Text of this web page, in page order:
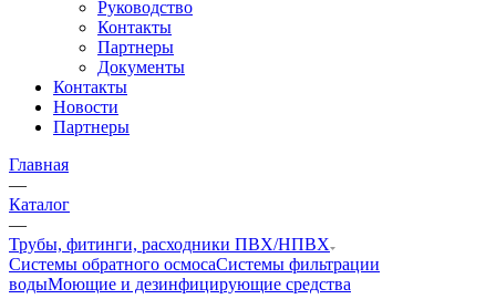
Руководство
Контакты
Партнеры
Документы
Контакты
Новости
Партнеры
Главная
—
Каталог
—
Трубы, фитинги, расходники ПВХ/НПВХ
Системы обратного осмосаСистемы фильтрации
водыМоющие и дезинфицирующие средства